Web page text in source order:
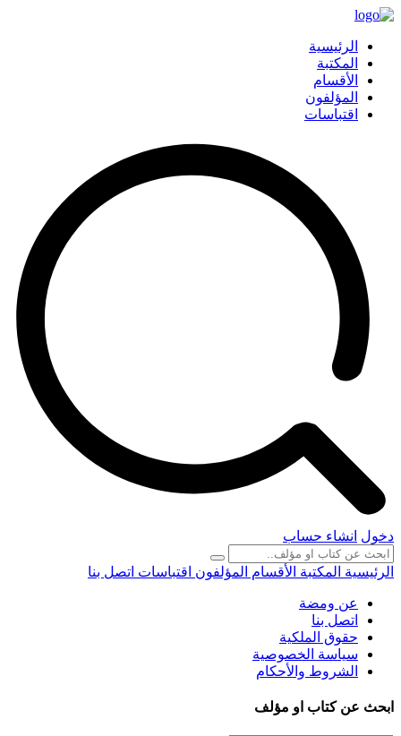
الرئيسية
المكتبة
الأقسام
المؤلفون
اقتباسات
دخول انشاء حساب
الرئيسية المكتبة الأقسام المؤلفون اقتباسات اتصل بنا
عن ومضة
اتصل بنا
حقوق الملكية
سياسة الخصوصية
الشروط والأحكام
ابحث عن كتاب او مؤلف